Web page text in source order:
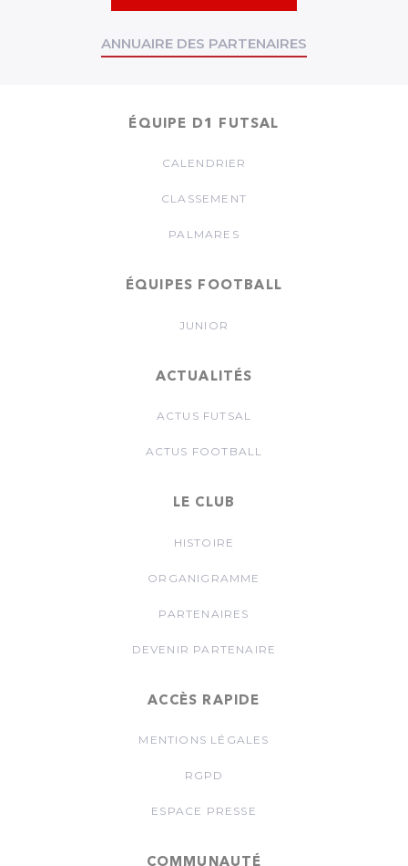
ANNUAIRE DES PARTENAIRES
ÉQUIPE D1 FUTSAL
CALENDRIER
CLASSEMENT
PALMARES
ÉQUIPES FOOTBALL
JUNIOR
ACTUALITÉS
ACTUS FUTSAL
ACTUS FOOTBALL
LE CLUB
HISTOIRE
ORGANIGRAMME
PARTENAIRES
DEVENIR PARTENAIRE
ACCÈS RAPIDE
MENTIONS LÉGALES
RGPD
ESPACE PRESSE
COMMUNAUTÉ